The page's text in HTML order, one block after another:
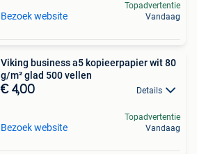
Bezoek website
Topadvertentie
Vandaag
Viking business a5 kopieerpapier wit 80
g/m² glad 500 vellen
€ 4,00 Details
Bezoek website
Topadvertentie
Vandaag